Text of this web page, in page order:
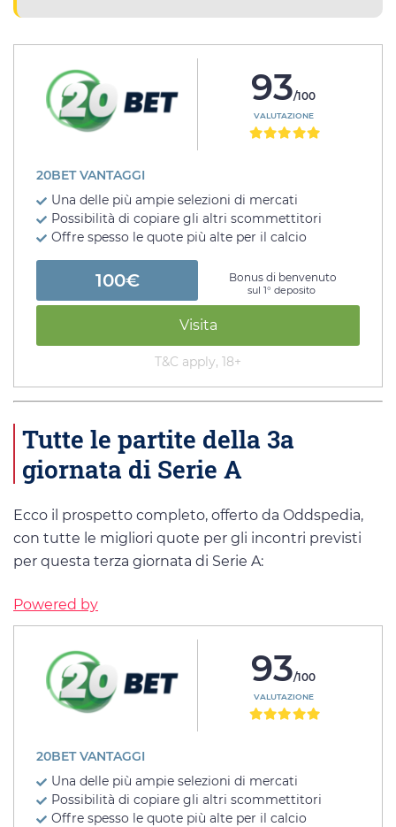
93/100
VALUTAZIONE
20BET VANTAGGI
Una delle più ampie selezioni di mercati
Possibilità di copiare gli altri scommettitori
Offre spesso le quote più alte per il calcio
100€ Bonus di benvenuto
sul 1° deposito
Visita
T&C apply, 18+
Tutte le partite della 3a
giornata di Serie A
Ecco il prospetto completo, offerto da Oddspedia,
con tutte le migliori quote per gli incontri previsti
per questa terza giornata di Serie A:
Powered by
93/100
VALUTAZIONE
20BET VANTAGGI
Una delle più ampie selezioni di mercati
Possibilità di copiare gli altri scommettitori
Offre spesso le quote più alte per il calcio